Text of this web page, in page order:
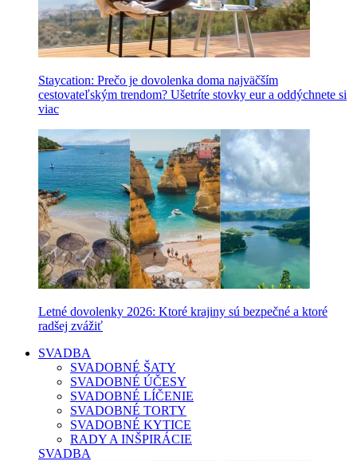
Staycation: Prečo je dovolenka doma najväčším
cestovateľským trendom? Ušetríte stovky eur a oddýchnete si
viac
Letné dovolenky 2026: Ktoré krajiny sú bezpečné a ktoré
radšej zvážiť
SVADBA
SVADOBNÉ ŠATY
SVADOBNÉ ÚČESY
SVADOBNÉ LÍČENIE
SVADOBNÉ TORTY
SVADOBNÉ KYTICE
RADY A INŠPIRÁCIE
SVADBA